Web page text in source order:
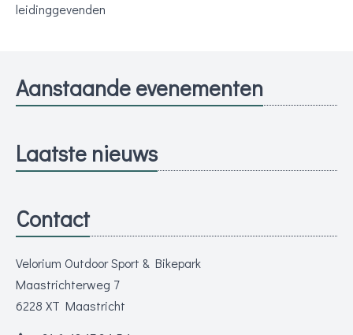
leidinggevenden
Aanstaande evenementen
Laatste nieuws
Contact
Velorium Outdoor Sport & Bikepark
Maastrichterweg 7
6228 XT Maastricht